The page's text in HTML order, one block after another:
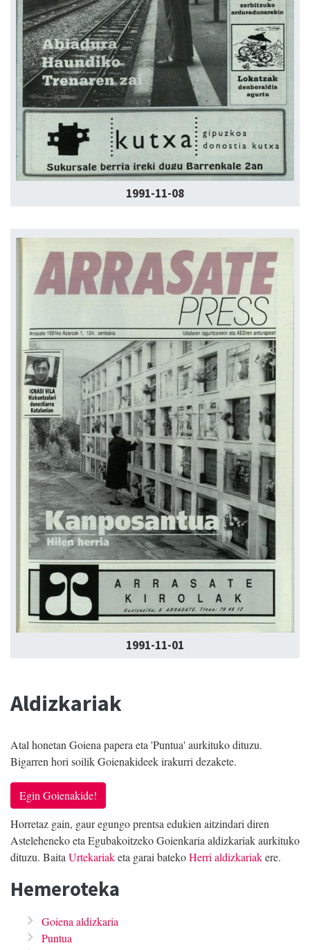
1991-11-08
1991-11-01
Aldizkariak
Atal honetan Goiena papera eta 'Puntua' aurkituko dituzu.
Bigarren hori soilik Goienakideek irakurri dezakete.
Egin Goienakide!
Horretaz gain, gaur egungo prentsa edukien aitzindari diren
Asteleheneko eta Egubakoitzeko Goienkaria aldizkariak aurkituko
dituzu. Baita Urtekariaketa garai batekoHerri aldizkariakere.
Hemeroteka
Goiena aldizkaria
Puntua